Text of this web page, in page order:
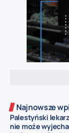
Najnowsze
Palestyński
nie może